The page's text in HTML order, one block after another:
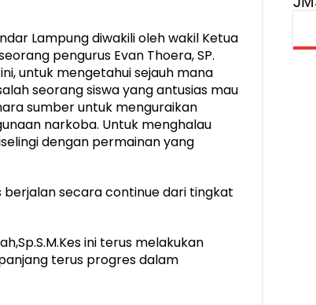
Lampung diwakili oleh wakil Ketua
pengurus Evan Thoera, SP.
untuk mengetahui sejauh mana
seorang siswa yang antusias mau
sumber untuk menguraikan
narkoba. Untuk menghalau
dengan permainan yang
secara continue dari tingkat
ini terus melakukan
terus progres dalam